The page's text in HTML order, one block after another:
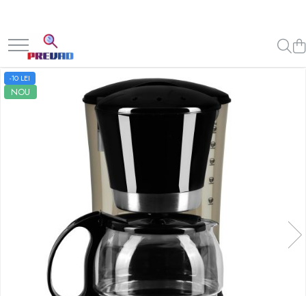
-10 LEI
NOU